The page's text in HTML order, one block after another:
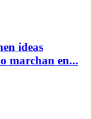
ideas
marchan en...